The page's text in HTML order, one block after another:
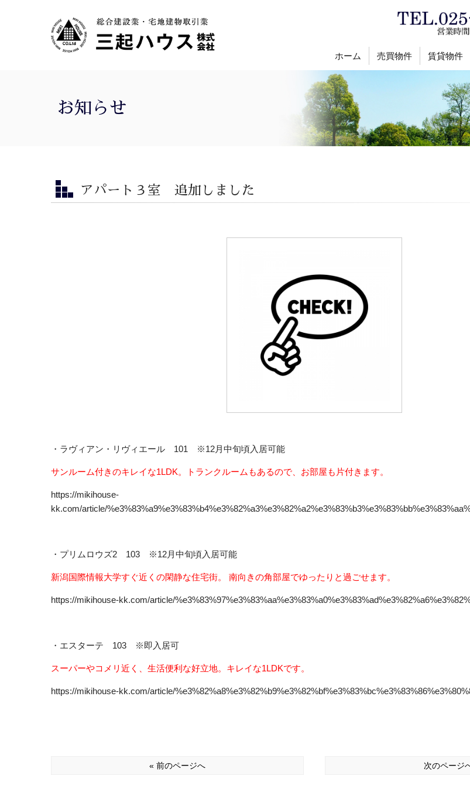
ホーム 売買物件 賃貸物件
お知らせ
アパート３室 追加しました
・ラヴィアン・リヴィエール 101 ※12月中旬頃入居可能
サンルーム付きのキレイな1LDK。トランクルームもあるので、お部屋も片付きます。
https://mikihouse-
kk.com/article/
・プリムロウズ2 103 ※12月中旬頃入居可能
新潟国際情報大学すぐ近くの閑静な住宅街。 南向きの角部屋でゆったりと過ごせます。
https://mikihouse-kk.com/article/
・エスターテ 103 ※即入居可
スーパーやコメリ近く、生活便利な好立地。キレイな1LDKです。
https://mikihouse-kk.com/article/
« 前のページへ 次のページ